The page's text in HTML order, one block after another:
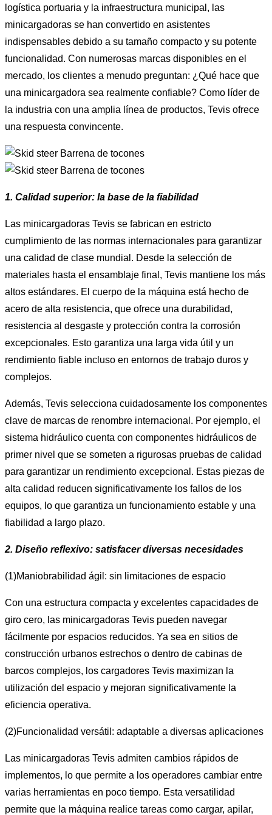
logística portuaria y la infraestructura municipal, las
minicargadoras se han convertido en asistentes
indispensables debido a su tamaño compacto y su potente
funcionalidad. Con numerosas marcas disponibles en el
mercado, los clientes a menudo preguntan: ¿Qué hace que
una minicargadora sea realmente confiable? Como líder de
la industria con una amplia línea de productos, Tevis ofrece
una respuesta convincente.
1. Calidad superior: la base de la fiabilidad
Las minicargadoras Tevis se fabrican en estricto
cumplimiento de las normas internacionales para garantizar
una calidad de clase mundial. Desde la selección de
materiales hasta el ensamblaje final, Tevis mantiene los más
altos estándares. El cuerpo de la máquina está hecho de
acero de alta resistencia, que ofrece una durabilidad,
resistencia al desgaste y protección contra la corrosión
excepcionales. Esto garantiza una larga vida útil y un
rendimiento fiable incluso en entornos de trabajo duros y
complejos.
Además, Tevis selecciona cuidadosamente los componentes
clave de marcas de renombre internacional. Por ejemplo, el
sistema hidráulico cuenta con componentes hidráulicos de
primer nivel que se someten a rigurosas pruebas de calidad
para garantizar un rendimiento excepcional. Estas piezas de
alta calidad reducen significativamente los fallos de los
equipos, lo que garantiza un funcionamiento estable y una
fiabilidad a largo plazo.
2. Diseño reflexivo: satisfacer diversas necesidades
(1)Maniobrabilidad ágil: sin limitaciones de espacio
Con una estructura compacta y excelentes capacidades de
giro cero, las minicargadoras Tevis pueden navegar
fácilmente por espacios reducidos. Ya sea en sitios de
construcción urbanos estrechos o dentro de cabinas de
barcos complejos, los cargadores Tevis maximizan la
utilización del espacio y mejoran significativamente la
eficiencia operativa.
(2)Funcionalidad versátil: adaptable a diversas aplicaciones
Las minicargadoras Tevis admiten cambios rápidos de
implementos, lo que permite a los operadores cambiar entre
varias herramientas en poco tiempo. Esta versatilidad
permite que la máquina realice tareas como cargar, apilar,